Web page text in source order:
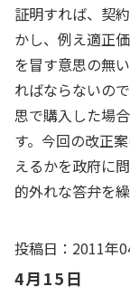
証明すれば、契
かし、例え適正
を冒す意思の無
ればならないの
思で購入した場
す。今回の改正
えるかを政府に
的外れな答弁を
投稿日：2011年
4月15日